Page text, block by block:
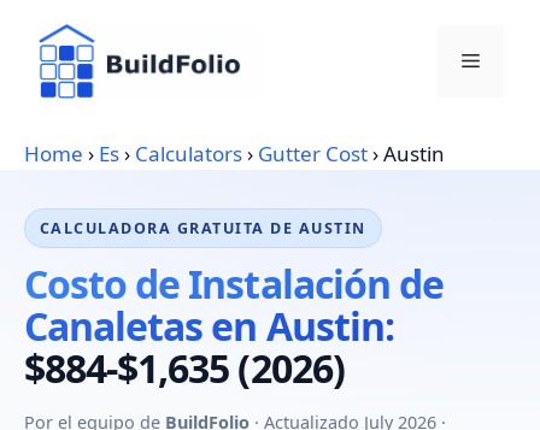
content
Menu
Home › Es› Calculators› Gutter Cost›Austin
CALCULADORA GRATUITA DE AUSTIN
Costo de Instalación de
Canaletas en Austin:
$884-$1,635 (2026)
Por el equipo de BuildFolio · Actualizado July 2026 ·